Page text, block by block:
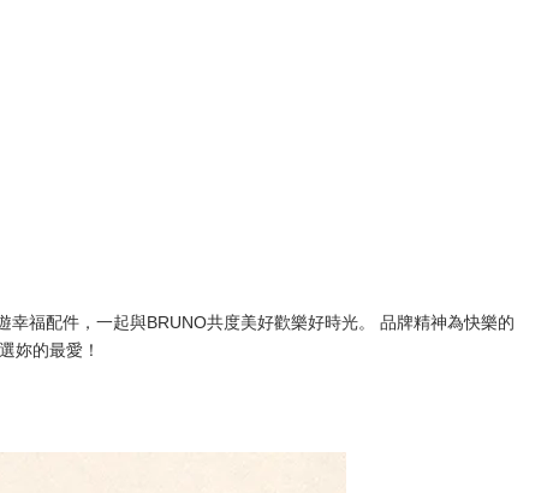
福配件，一起與BRUNO共度美好歡樂好時光。 品牌精神為快樂的
妳的最愛！